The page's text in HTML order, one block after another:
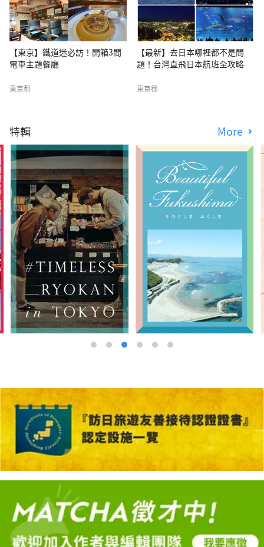
【東京】鐵道迷必訪！開箱3間
電車主題餐廳
東京都
【最新】去日本哪裡都不是問
題！台灣直飛日本航班全攻略
東京都
特輯 More